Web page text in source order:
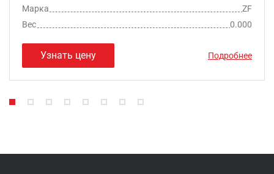
Марка
ZF
Вес
0.000
Узнать цену Подробнее